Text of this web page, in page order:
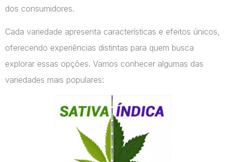
dos consumidores.
Cada variedade apresenta características e efeitos únicos,
oferecendo experiências distintas para quem busca
explorar essas opções. Vamos conhecer algumas das
variedades mais populares: